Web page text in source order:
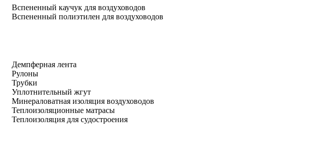
Вспененный каучук для воздуховодов
Вспененный полиэтилен для воздуховодов
Демпферная лента
Рулоны
Трубки
Уплотнительный жгут
Минераловатная изоляция воздуховодов
Теплоизоляционные матрасы
Теплоизоляция для судостроения